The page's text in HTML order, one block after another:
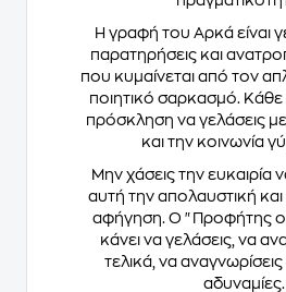
Η γραφή του Αρκά είναι
παρατηρήσεις και
που κυμαίνεται από τον
ποιητικό σαρκασμό. Κάθε
πρόσκληση να γελάσεις
και την κοινωνία
Μην χάσεις την ευκαιρία
αυτή την απολαυστική
αφήγηση. Ο "Προφήτης
κάνει να γελάσεις, να
τελικά, να αναγνωρίσεις
αδυναμίες.